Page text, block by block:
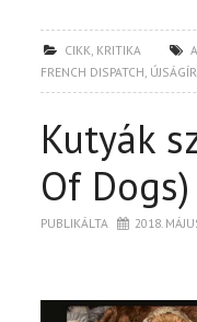
CIKK KRITIKA
FRENCH DISPATCH
Kutyák
Of Dogs)
PUBLIKÁLTA 2018.